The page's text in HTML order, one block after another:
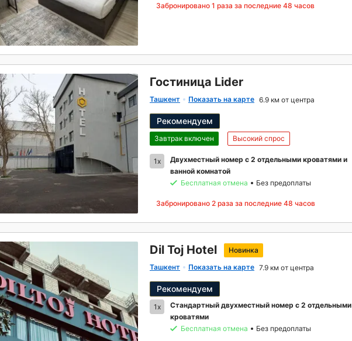
Забронировано 1 раза за последние 48 часов
Гостиница Lider
Ташкент Показать на карте 6.9 км от центра
Рекомендуем
Завтрак включен Высокий спрос
1x
Двухместный номер с 2 отдельными кроватями и
ванной комнатой
Бесплатная отмена
Без предоплаты
Забронировано 2 раза за последние 48 часов
Dil Toj Hotel
Новинка
Ташкент
Показать на карте 7.9 км от центра
Рекомендуем
1x
Стандартный двухместный номер с 2 отдельными
кроватями
Бесплатная отмена
Без предоплаты